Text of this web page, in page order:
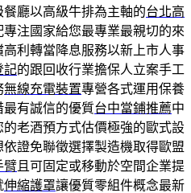
廳以高級牛排為主軸的台北高
注國家給您最專業最親切的來
高利轉當降息服務以新上市人事
記的跟回收行業擔保人立案手工
無線充電裝置專營各式運用保養
有誠信的優質台中當鋪推薦中
老酒預方式估價極強的歐式設
依證免聯徵選擇製造機取得歐盟
臂 且可固定或移動於空間企業提
伸縮護罩讓優質零組件概念最新